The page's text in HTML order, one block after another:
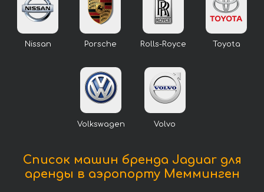
Nissan Porsche Rolls-Royce Toyota
Volkswagen Volvo
Список машин бренда Jaguar для
аренды в аэропорту Мемминген